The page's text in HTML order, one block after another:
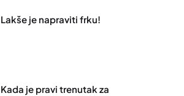
Lakše je napraviti frku!
Kada je pravi trenutak za